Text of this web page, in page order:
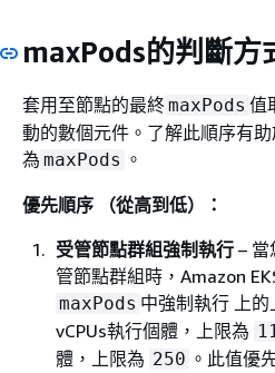
maxPods的判斷方
套用至節點的最終maxPods 值
動的數個元件。了解此順序有
為 maxPods 。
優先順序 （從高到低）：
受管節點群組強制執行 – 當
管節點群組時，Amazon
maxPods 中強制執行 上
vCPUs執行個體，上限為
體，上限為 250 。此值優